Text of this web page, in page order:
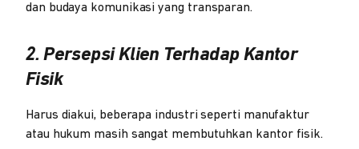
dan budaya komunikasi yang transparan.
2. Persepsi Klien Terhadap Kantor
Fisik
Harus diakui, beberapa industri seperti manufaktur
atau hukum masih sangat membutuhkan kantor fisik.